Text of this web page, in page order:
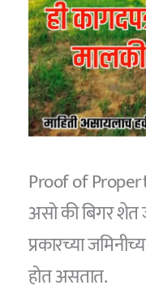
Proof of
असो की बिगर शेत
प्रकारच्या
होत असतात.